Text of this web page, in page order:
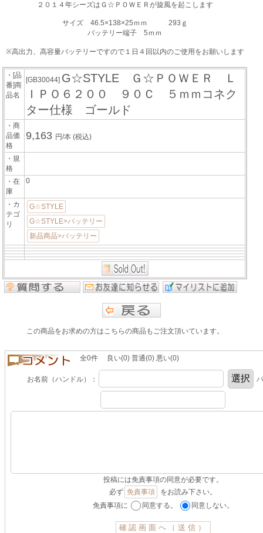
２０１４年シーズはＧ☆ＰＯＷＥＲが旋風を起こします
サイズ 46.5×138×25ｍｍ 293ｇ
バッテリー端子 5ｍｍ
※高出力、高容量バッテリーですので１日４回以内のご使用をお願いします
・[品
番]商
品名
[GB30044] G☆STYLE Ｇ☆ＰＯＷＥＲ Ｌ
ＩＰＯ６２００ ９０Ｃ ５ｍｍコネク
ター仕様 ゴールド
・商
品価
格
9,163 円/本(税込)
・規
格
・在
庫
0
・カ
テゴ
リ
G☆STYLE
G☆STYLE>バッテリー
新品商品>バッテリー
この商品をお求めの方はこちらの商品もご注文頂いています。
全0件 良い(0) 普通(0) 悪い(0)
お名前（ハンドル）：
投稿には免責事項の同意が必要です。
必ず 免責事項
をお読み下さい。
免責事項に
同意する。 同意しない。